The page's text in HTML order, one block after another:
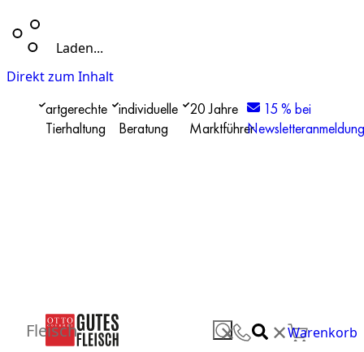
Laden...
Direkt zum Inhalt
artgerechte
Tierhaltung
individuelle
Beratung
20 Jahre
Marktführer
15 % bei
Newsletteranmeldung
✕ ✕Warenkorb
Fleisch